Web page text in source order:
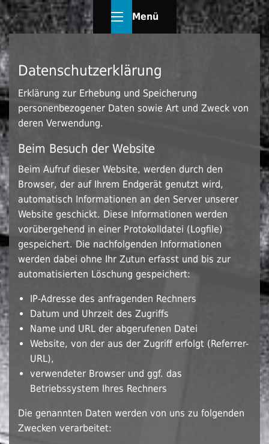
Menü
Datenschutzerklärung
Erklärung zur Erhebung und Speicherung
personenbezogener Daten sowie Art und Zweck von
deren Verwendung.
Beim Besuch der Website
Beim Aufruf dieser Website, werden durch den
Browser, der auf Ihrem Endgerät genutzt wird,
automatisch Informationen an den Server unserer
Website geschickt. Diese Informationen werden
vorübergehend in einer Protokolldatei (Logfile)
gespeichert. Die nachfolgenden Informationen
werden dabei ohne Ihr Zutun erfasst und bis zur
automatisierten Löschung gespeichert:
IP-Adresse des anfragenden Rechners
Datum und Uhrzeit des Zugriffs
Name und URL der abgerufenen Datei
Website, von der aus der Zugriff erfolgt (Referrer-
URL),
verwendeter Browser und ggf. das
Betriebssystem Ihres Rechners
Die genannten Daten werden von uns zu folgenden
Zwecken verarbeitet: